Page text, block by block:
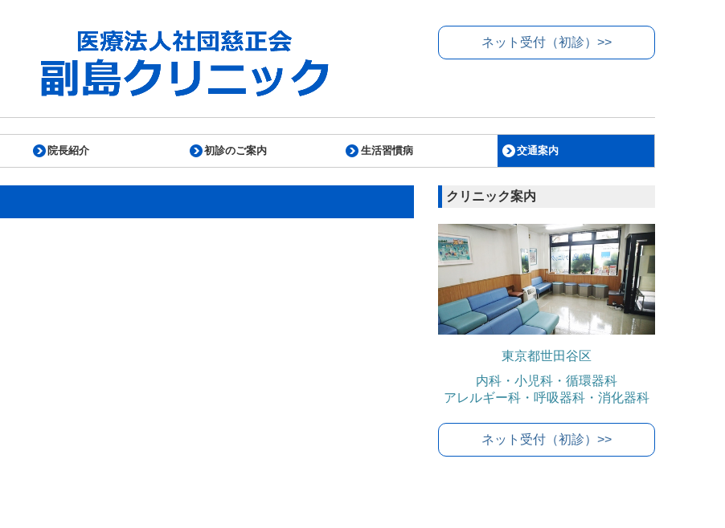
ネット受付（初診）>>
院長紹介 初診のご案内 生活習慣病 交通案内
クリニック案内
東京都世田谷区
内科・小児科・循環器科
アレルギー科・呼吸器科・消化器科
ネット受付（初診）>>